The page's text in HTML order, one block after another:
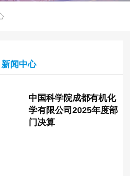
新闻中心
中国科学院成都有机化
学有限公司2025年度部
门决算